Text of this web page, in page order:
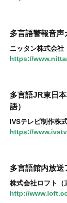
多言語警報音声
ニッタン株式会
https://
多言語JR東日
語）
IVSテレビ制作株
https://
多言語館内放送
株式会社ロフト
http://